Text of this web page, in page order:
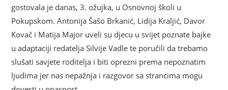
gostovala je danas, 3. ožujka, u Osnovnoj školi u
Pokupskom. Antonija Šašo Brkanić, Lidija Kraljić, Davor
Kovač i Matija Major uveli su djecu u svijet poznate bajke
u adaptaciji redateljaSilvije Vadle te poručili da trebamo
slušati savjete roditelja i biti oprezni prema nepoznatim
ljudima jer nas nepažnja i razgovor sa strancima mogu